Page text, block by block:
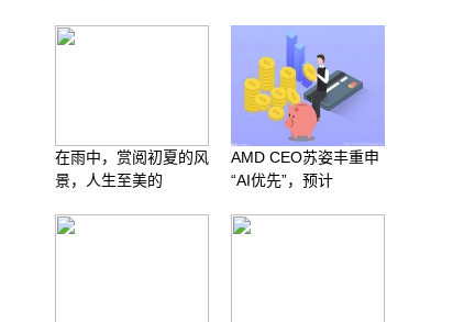
在雨中，赏阅初夏的风
景，人生至美的
AMD CEO苏姿丰重申
“AI优先”，预计